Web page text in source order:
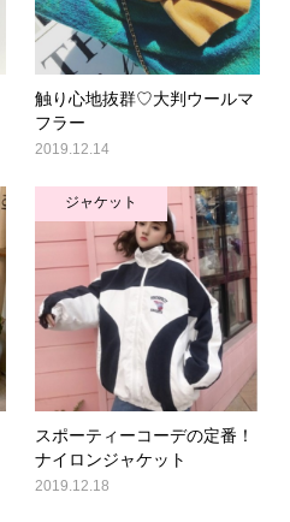
触り心地抜群♡大判ウールマ
フラー
2019.12.14
ジャケット
スポーティーコーデの定番！
ナイロンジャケット
2019.12.18